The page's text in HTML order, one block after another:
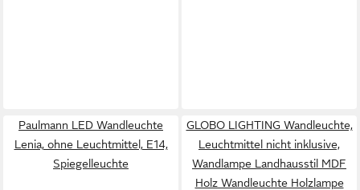
Paulmann LED Wandleuchte
Lenia, ohne Leuchtmittel, E14,
Spiegelleuchte
GLOBO LIGHTING Wandleuchte,
Leuchtmittel nicht inklusive,
Wandlampe Landhausstil MDF
Holz Wandleuchte Holzlampe